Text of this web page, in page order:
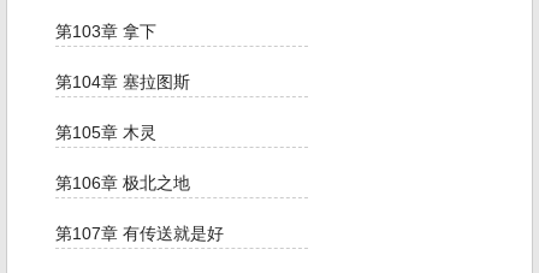
第103章 拿下
第104章 塞拉图斯
第105章 木灵
第106章 极北之地
第107章 有传送就是好